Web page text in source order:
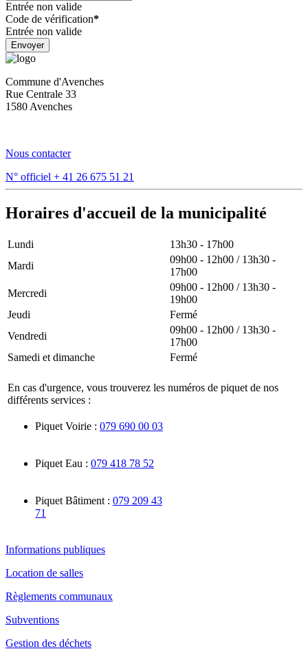
Entrée non valide
Code de vérification*
Entrée non valide
Envoyer
Commune d'Avenches
Rue Centrale 33
1580 Avenches
Nous contacter
N° officiel + 41 26 675 51 21
Horaires d'accueil de la municipalité
Lundi
13h30 - 17h00
Mardi
09h00 - 12h00 / 13h30 -
17h00
Mercredi
09h00 - 12h00 / 13h30 -
19h00
Jeudi
Fermé
Vendredi
09h00 - 12h00 / 13h30 -
17h00
Samedi et dimanche
Fermé
En cas d'urgence, vous trouverez les numéros de piquet de nos
différents services :
Piquet Voirie : 079 690 00 03
Piquet Eau : 079 418 78 52
Piquet Bâtiment : 079 209 43
71
Informations publiques
Location de salles
Règlements communaux
Subventions
Gestion des déchets